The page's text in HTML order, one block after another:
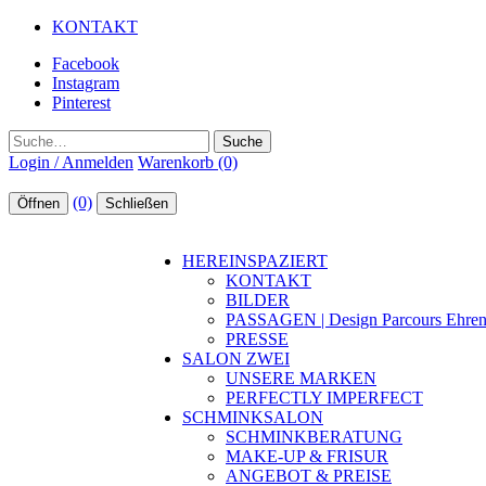
KONTAKT
Facebook
Instagram
Pinterest
Suche
Login / Anmelden Warenkorb (0)
Öffnen (0) Schließen
HEREINSPAZIERT
KONTAKT
BILDER
PASSAGEN | Design Parcours
PRESSE
SALON ZWEI
UNSERE MARKEN
PERFECTLY IMPERFECT
SCHMINKSALON
SCHMINKBERATUNG
MAKE-UP & FRISUR
ANGEBOT & PREISE